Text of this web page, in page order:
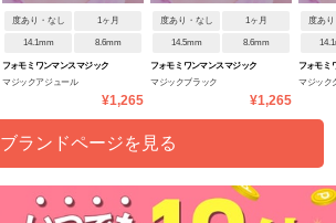
度あり・なし 1ヶ月
14.1mm 8.6mm
フォモミ ワンマンス マジック
シリーズ
マジックアジュール
¥1,265
度あり・なし 1ヶ月
14.5mm 8.6mm
フォモミ ワンマンス マジック
シリーズ
マジックブラック
¥1,265
度あ
フォモミ
シリーズ
マジック
ブランドページを見る